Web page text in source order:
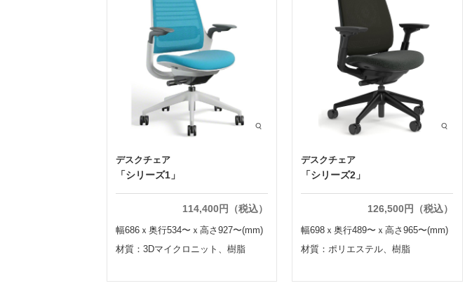
デスクチェア
「シリーズ1」
114,400円（税込）
幅686ｘ奥行534〜ｘ高さ927〜(mm)
材質：3Dマイクロニット、樹脂
デスクチェア
「シリーズ2」
126,500円（税込）
幅698ｘ奥行489〜ｘ高さ965〜(mm)
材質：ポリエステル、樹脂